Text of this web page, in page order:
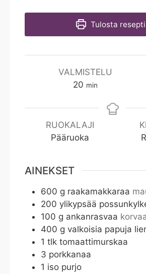
Tulosta resepti
VALMISTELU
20m
n
min
RUOKALAJI
Pääruoka
AINEKSET
600 g raakamakkaraa
200 ylikypsää
100 g ankanrasvaa
400 g valkoisia papuja
1 tlk tomaattimurskaa
3 porkkanaa
1 iso purjo